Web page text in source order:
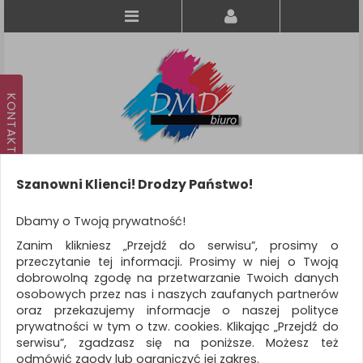
KATEGORIE
WSZYSTKIE KATEGORIE
FILTRY
Więcej
Szanowni Klienci! Drodzy Państwo!
Dbamy o Twoją prywatność!
Zanim klikniesz „Przejdź do serwisu”, prosimy o
przeczytanie tej informacji. Prosimy w niej o Twoją
dobrowolną zgodę na przetwarzanie Twoich danych
osobowych przez nas i naszych zaufanych partnerów
oraz przekazujemy informacje o naszej polityce
prywatności w tym o tzw. cookies. Klikając „Przejdź do
serwisu”, zgadzasz się na poniższe. Możesz też
odmówić zgody lub ograniczyć jej zakres.